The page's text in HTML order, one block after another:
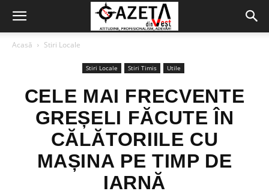
Acasă Stiri Locale
Stiri Locale Stiri Timis Utile
CELE MAI FRECVENTE
GREȘELI FĂCUTE ÎN
CĂLĂTORIILE CU
MAȘINA PE TIMP DE
IARNĂ